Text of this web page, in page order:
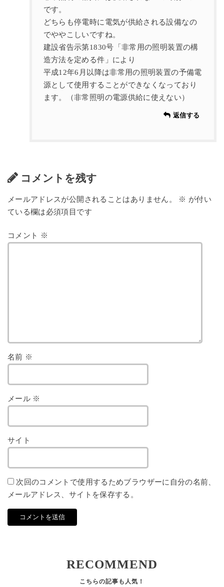
です。
どちらも停電時に電気が供給される設備なの
でややこしいですね。
建設省告示第1830号「非常用の照明装置の構
造方法を定める件」により
平成12年6月以降は非常用の照明装置の予備電
源として使用することができなくなっており
ます。（非常照明の電源供給に使えない）
返信する
コメントを残す
メールアドレスが公開されることはありません。 ※ が付い
ている欄は必須項目です
コメント ※
名前 ※
メール ※
サイト
次回のコメントで使用するためブラウザーに自分の名前、
メールアドレス、サイトを保存する。
RECOMMEND